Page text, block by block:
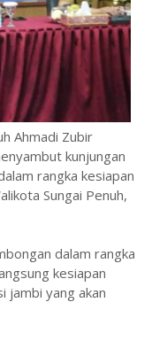
Ahmadi Zubir
kunjungan
rangka kesiapan
Sungai Penuh,
dalam rangka
kesiapan
jambi yang akan